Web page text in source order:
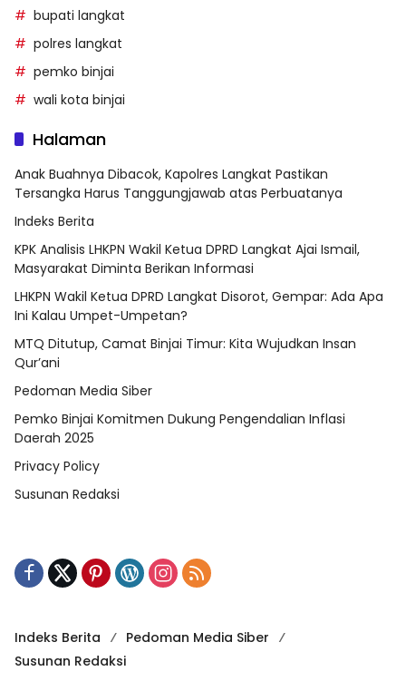
bupati langkat
polres langkat
pemko binjai
wali kota binjai
Halaman
Anak Buahnya Dibacok, Kapolres Langkat Pastikan
Tersangka Harus Tanggungjawab atas Perbuatanya
Indeks Berita
KPK Analisis LHKPN Wakil Ketua DPRD Langkat Ajai Ismail,
Masyarakat Diminta Berikan Informasi
LHKPN Wakil Ketua DPRD Langkat Disorot, Gempar: Ada Apa
Ini Kalau Umpet-Umpetan?
MTQ Ditutup, Camat Binjai Timur: Kita Wujudkan Insan
Qur’ani
Pedoman Media Siber
Pemko Binjai Komitmen Dukung Pengendalian Inflasi
Daerah 2025
Privacy Policy
Susunan Redaksi
Indeks Berita
Pedoman Media Siber
Susunan Redaksi